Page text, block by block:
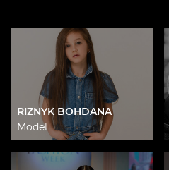
RIZNYK BOHDANA
Model